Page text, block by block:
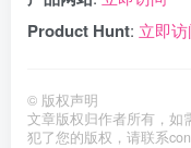
Product Hunt: 立即
© 版权声明
文章版权归作者所有，如
犯了您的版权，请联系